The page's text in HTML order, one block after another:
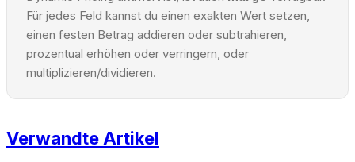
Für jedes Feld kannst du einen exakten Wert setzen,
einen festen Betrag addieren oder subtrahieren,
prozentual erhöhen oder verringern, oder
multiplizieren/dividieren.
Verwandte Artikel